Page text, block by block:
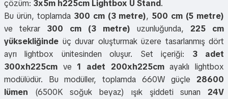
çözüm: 3x5m h225cm Lightbox U Stand.
Bu ürün, toplamda 300 cm (3 metre), 500 cm (5 metre)
ve tekrar 300 cm (3 metre) uzunluğunda, 225 cm
yüksekliğinde üç duvar oluşturmak üzere tasarlanmış dört
ayrı lightbox ünitesinden oluşur. Set içeriği: 3 adet
300xh225cm ve 1 adet 200xh225cmayaklı lightbox
modülüdür. Bu modüller, toplamda 660W güçle 28600
lümen (6500K soğuk beyaz) ışık şiddeti sunan 24V